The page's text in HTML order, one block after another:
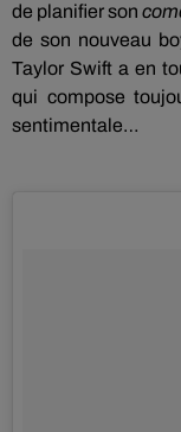
de planifier son
de son nouveau
Taylor Swift a en
qui compose
sentimentale…